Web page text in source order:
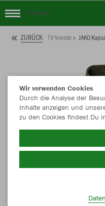
TV Voerde
ZURÜCK TV Voerde JAKO
Wir verwenden Cookies
Durch die Analyse der
Inhalte anzeigen und
zu den Cookies findest Du